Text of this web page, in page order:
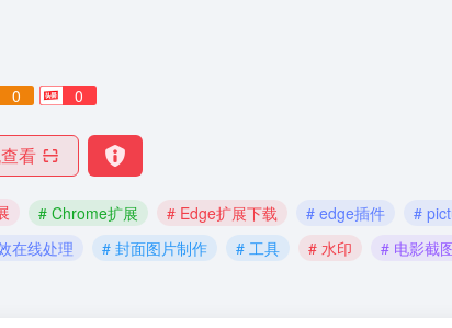
0 0
看
# Chrome扩展 # Edge扩展下载 # edge插件 #
在线处理 # 封面图片制作 # 工具 # 水印 # 电影截